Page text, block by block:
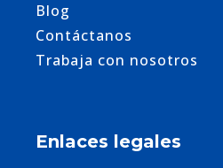
Blog
Contáctanos
Trabaja con nosotros
Enlaces legales